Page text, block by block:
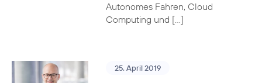
Autonomes Fahren, Cloud
Computing und […]
25. April 2019